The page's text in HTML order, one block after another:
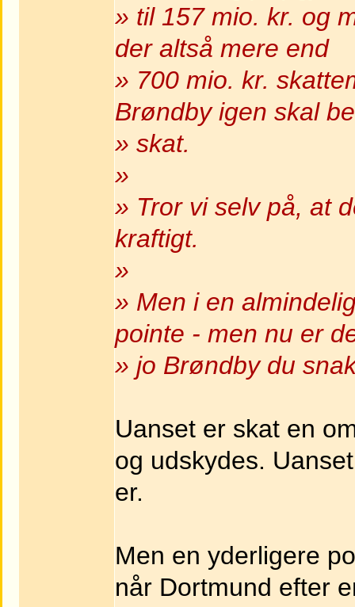
» til 157 mio. kr. og
der altså mere end
» 700 mio. kr.
Brøndby igen skal
» skat.
»
» Tror vi selv på, at
kraftigt.
»
» Men i en
pointe - men nu er
» jo Brøndby du
Uanset er skat en
og udskydes.
er.
Men en yderligere
når Dortmund efter